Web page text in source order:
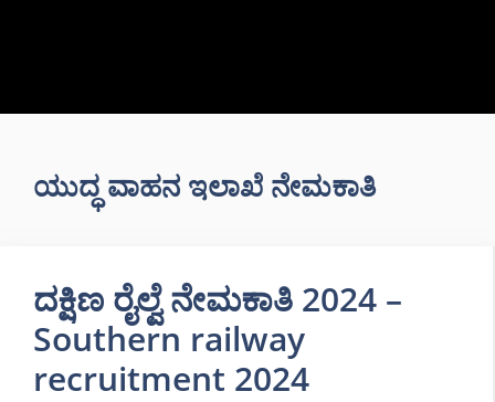
ಯುದ್ಧ ವಾಹನ ಇಲಾಖೆ ನೇಮಕಾತಿ
ದಕ್ಷಿಣ ರೈಲ್ವೆ ನೇಮಕಾತಿ 2024 –
Southern railway
recruitment 2024